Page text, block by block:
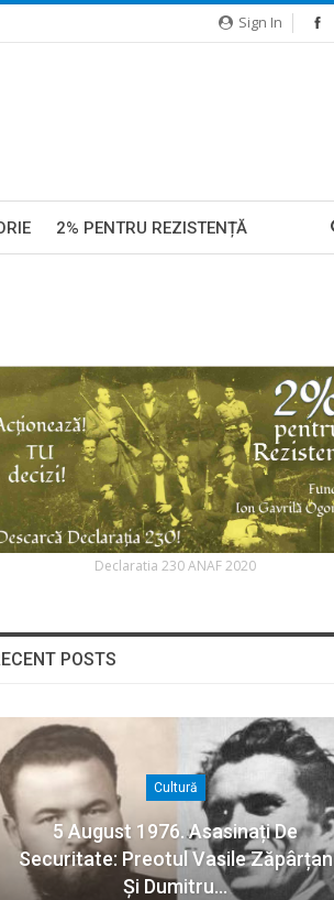
Sign In
2% PENTRU REZISTENȚĂ
Declaratia 230 ANAF 2020
POSTS
Cultură
5 August 1976. Asasinați De
Securitate: Preotul Vasile Zăpârțan
Și Dumitru…